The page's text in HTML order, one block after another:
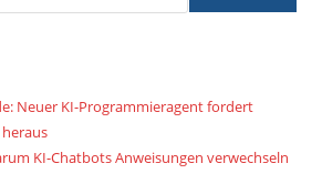
Neuer KI-Programmieragent fordert
KI-Chatbots Anweisungen verwechseln